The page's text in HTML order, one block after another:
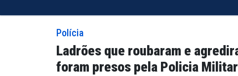
Polícia
Ladrões que roubaram e
foram presos pela Policia Militar